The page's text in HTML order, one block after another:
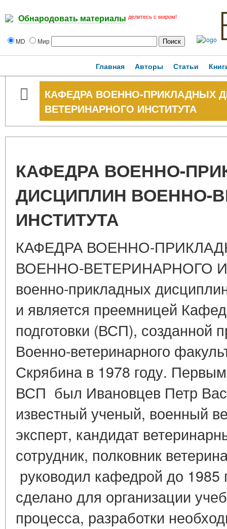
Обнародовать материалы делитесь с миром!
MD Мир
Главная Авторы Статьи
КАФЕДРА ВОЕННО-ПРИКЛАДНЫХ
ВЕТЕРИНАРНОГО ИНСТИТУТА
КАФЕДРА ВОЕННО-
ДИСЦИПЛИН ВОЕННО-
ИНСТИТУТА
КАФЕДРА ВОЕННО-
ВОЕННО-ВЕТЕРИНАРНОГО
военно-прикладных
и является преемницей
подготовки (ВСП), созданной
Военно-ветеринарного
Скрябина в 1978 году.
ВСП был Ивановцев Петр
известный ученый, военный
эксперт, кандидат
сотрудник, полковник
руководил кафедрой до
сделано для организации
процесса, разработки